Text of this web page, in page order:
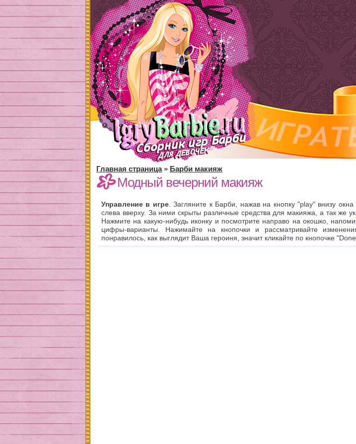
Главная страница» Барби макияж
Модный вечерний макияж
Управление в игре. Загляните к Барби, нажав на кнопку "play" внизу
слева вверху. За ними скрыты различные средства для макияжа, а так же
Нажмите на какую-нибудь иконку и посмотрите направо на окошко,
цифры-варианты. Нажимайте на кнопочки и рассматривайте
понравилось, как выглядит Ваша героиня, значит кликайте по кнопочке